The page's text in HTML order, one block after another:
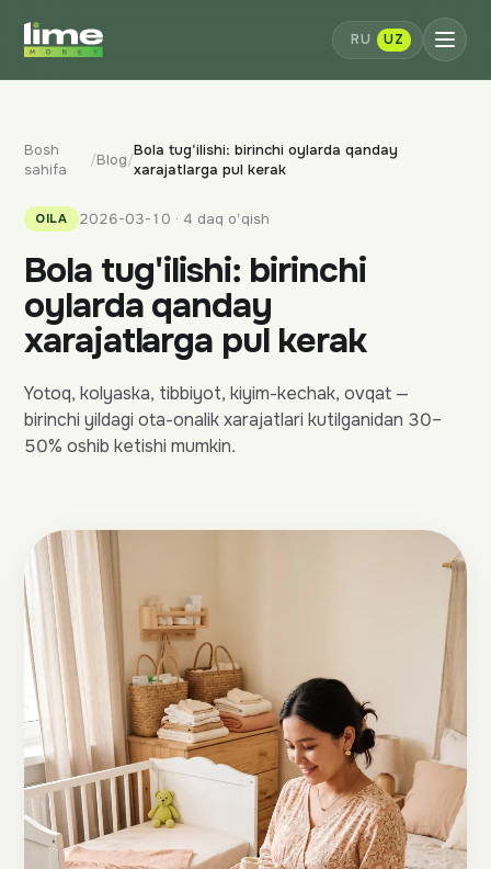
RU UZ
Bosh
sahifa
/Blog/
Bola tug'ilishi: birinchi oylarda qanday
xarajatlarga pul kerak
OILA 2026-03-10 · 4 daq o'qish
Bola tug'ilishi: birinchi
oylarda qanday
xarajatlarga pul kerak
Yotoq, kolyaska, tibbiyot, kiyim-kechak, ovqat —
birinchi yildagi ota-onalik xarajatlari kutilganidan 30–
50% oshib ketishi mumkin.